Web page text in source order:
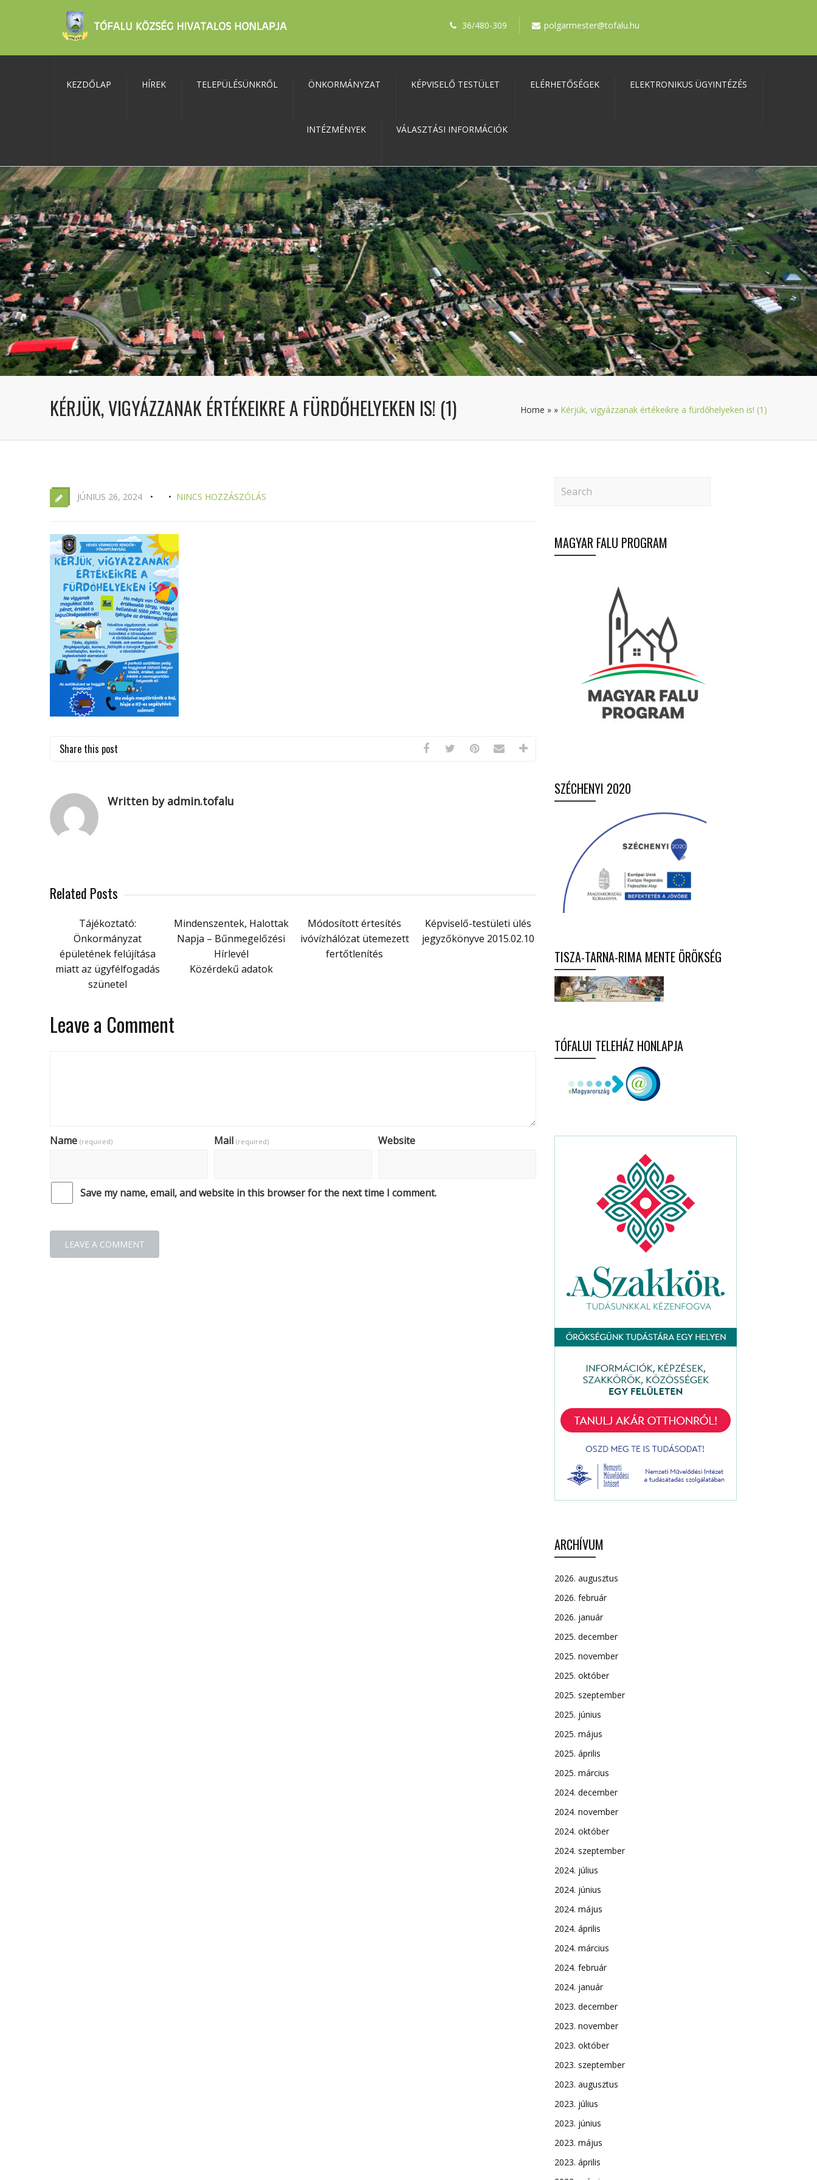
36/480-309 polgarmester@tofalu.hu
KEZDŐLAP HÍREK TELEPÜLÉSÜNKRŐL ÖNKORMÁNYZAT KÉPVISELŐ TESTÜLET ELÉRHETŐSÉGEK ELEKTRONIKUS ÜGYINTÉZÉS
INTÉZMÉNYEK VÁLASZTÁSI INFORMÁCIÓK
KÉRJÜK, VIGYÁZZANAK ÉRTÉKEIKRE A FÜRDŐHELYEKEN IS! (1) Home » » Kérjük, vigyázzanak értékeikre a fürdőhelyeken is! (1)
JÚNIUS 26, 2024 NINCS HOZZÁSZÓLÁS
Share this post
Written by admin.tofalu
Related Posts
Tájékoztató:
Önkormányzat
épületének felújítása
miatt az ügyfélfogadás
szünetel
Mindenszentek, Halottak
Napja – Bűnmegelőzési
Hírlevél
Módosított értesítés
ivóvízhálózat ütemezett
fertőtlenítés
Képviselő-testületi ülés
jegyzőkönyve 2015.02.10
Közérdekű adatok
Leave a Comment
Name (required) Mail (required) Website
Save my name, email, and website in this browser for the next time I comment.
MAGYAR FALU PROGRAM
SZÉCHENYI 2020
TISZA-TARNA-RIMA MENTE ÖRÖKSÉG
TÓFALUI TELEHÁZ HONLAPJA
ARCHÍVUM
2026. augusztus
2026. február
2026. január
2025. december
2025. november
2025. október
2025. szeptember
2025. június
2025. május
2025. április
2025. március
2024. december
2024. november
2024. október
2024. szeptember
2024. július
2024. június
2024. május
2024. április
2024. március
2024. február
2024. január
2023. december
2023. november
2023. október
2023. szeptember
2023. augusztus
2023. július
2023. június
2023. május
2023. április